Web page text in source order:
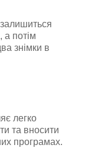
а потім
знімки в
легко
та вносити
програмах.